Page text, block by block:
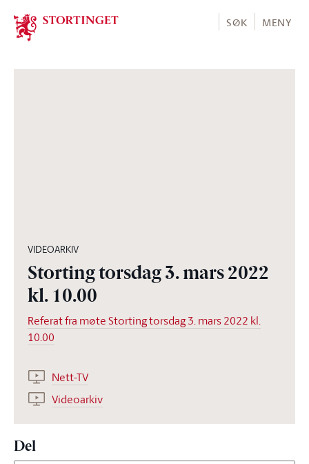
Stortinget.no
SØK MENY
VIDEOARKIV
Storting torsdag 3. mars 2022
kl. 10.00
Referat fra møte Storting torsdag 3. mars 2022 kl.
10.00
Nett-TV
Videoarkiv
Del